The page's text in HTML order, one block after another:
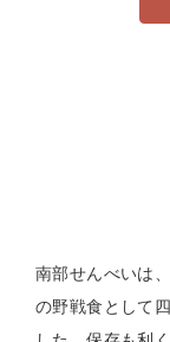
南部せんべいは
の野戦食として